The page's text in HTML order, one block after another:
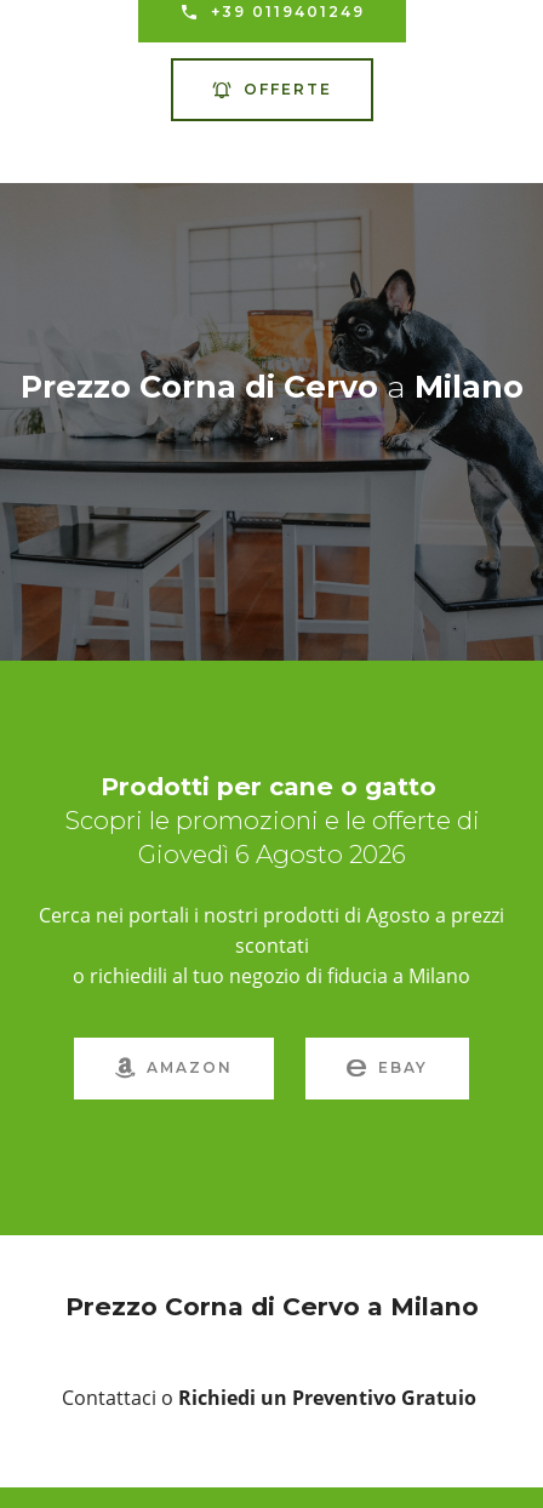
+39 0119401249
OFFERTE
Prezzo Corna di Cervoa Milano
.
Prodotti per cane o gatto
Scopri le promozioni e le offerte di
Giovedì 6 Agosto 2026
Cerca nei portali i nostri prodotti di Agosto a prezzi
scontati
o richiedili al tuo negozio di fiducia a Milano
AMAZON EBAY
Prezzo Corna di Cervo a Milano
Contattaci o Richiedi un Preventivo Gratuio